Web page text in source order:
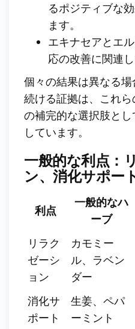
るポジティブな
ます。
エキナセアとエ
応の改善に関連し
個々の結果は異なる場
続ける証拠は、これ
の補完的な選択肢と
しています。
一般的な利点：
ン、消化サポー
利点
一般的なハ
ーブ
リラク
ゼーシ
ョン
カモミー
ル、ラベン
ダー
消化サ
ポート
生姜、ペパ
ーミント